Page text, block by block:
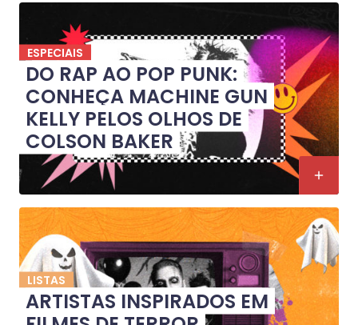
ESPECIAIS
DO RAP AO POP PUNK:
CONHEÇA MACHINE GUN
KELLY PELOS OLHOS DE
COLSON BAKER
LISTAS
ARTISTAS INSPIRADOS EM